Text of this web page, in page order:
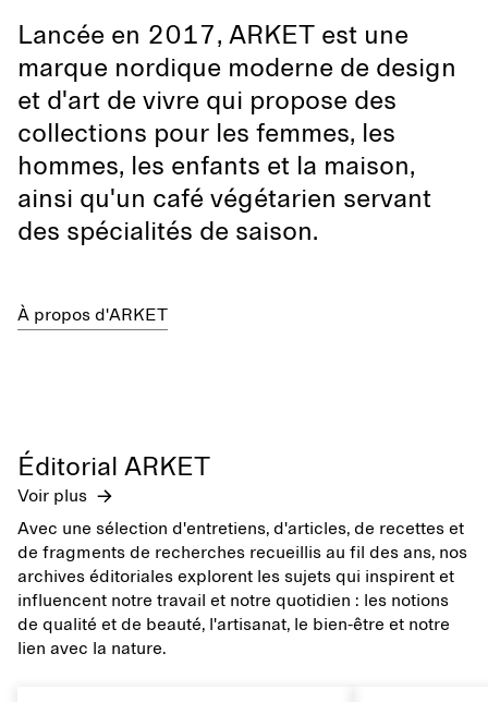
Lancée en 2017, ARKET est une
marque nordique moderne de design
et d'art de vivre qui propose des
collections pour les femmes, les
hommes, les enfants et la maison,
ainsi qu'un café végétarien servant
des spécialités de saison.
À propos d'ARKET
Éditorial ARKET
Voir plus
Avec une sélection d'entretiens, d'articles, de recettes et
de fragments de recherches recueillis au fil des ans, nos
archives éditoriales explorent les sujets qui inspirent et
influencent notre travail et notre quotidien : les notions
de qualité et de beauté, l'artisanat, le bien-être et notre
lien avec la nature.